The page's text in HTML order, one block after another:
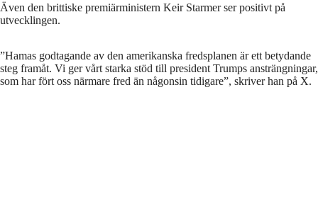
Även den brittiske premiärministern Keir Starmer ser positivt på
utvecklingen.
”Hamas godtagande av den amerikanska fredsplanen är ett betydande
steg framåt. Vi ger vårt starka stöd till president Trumps ansträngningar,
som har fört oss närmare fred än någonsin tidigare”, skriver han på X.